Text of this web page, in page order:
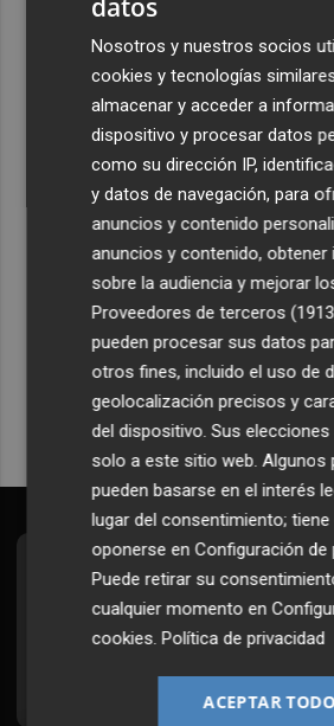
El eclipse solar dispara el turismo y
alojamiento crecen hasta un 500%
El cubano Papillo triunfa en el
Pascual García-Mateos de La Unión
Recibe toda la
Plaza Podcast en
Quiero
Suscríbete al
Todos los días a primera
¡Quiero
datos
Nosotros y nuestros socios
cookies y tecnologías
almacenar y acceder a
dispositivo y procesar datos
como su dirección IP,
y datos de navegación, para
anuncios y contenido
anuncios y contenido,
sobre la audiencia y mejorar
Proveedores de terceros
pueden procesar sus datos
otros fines, incluido el uso de
geolocalización precisos y
del dispositivo. Sus elecciones
solo a este sitio web. Algunos
pueden basarse en el interés
lugar del consentimiento;
oponerse enConfiguración de
Puede retirar su
cualquier momento en
cookies.Política de privacidad
ACEPTAR TODO